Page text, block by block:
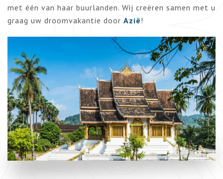
met één van haar buurlanden. Wij creëren samen met u
graag uw droomvakantie door Azië!